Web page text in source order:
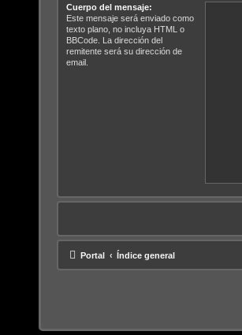
Cuerpo del mensaje:
Este mensaje será enviado como
texto plano, no incluya HTML o
BBCode. La dirección del
remitente será su dirección de
email.
Portal Índice general